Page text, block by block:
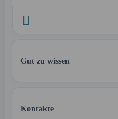

Gut zu wissen
Kontakte